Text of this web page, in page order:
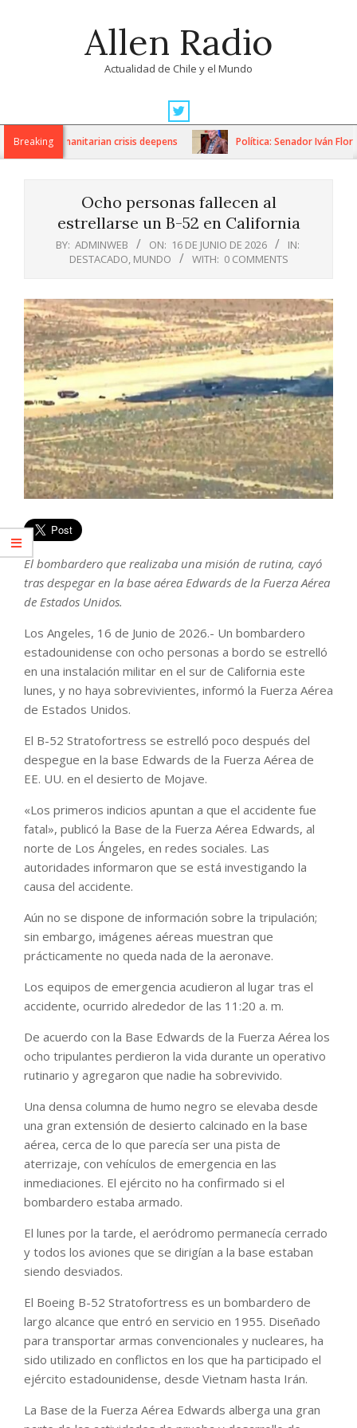
Allen Radio
Actualidad de Chile y el Mundo
Navigation
MenuBreaking
as humanitarian crisis deepens Política: Senador Iván Flores
Ocho personas fallecen al
estrellarse un B-52 en California
BY: ADMINWEB ON: 16 DE JUNIO DE 2026
IN:
DESTACADO, MUNDO WITH: 0 COMMENTS
El bombardero que realizaba una misión de rutina, cayó
tras despegar en la base aérea Edwards de la Fuerza Aérea
de Estados Unidos.
Los Angeles, 16 de Junio de 2026.- Un bombardero
estadounidense con ocho personas a bordo se estrelló
en una instalación militar en el sur de California este
lunes, y no haya sobrevivientes, informó la Fuerza Aérea
de Estados Unidos.
El B-52 Stratofortress se estrelló poco después del
despegue en la base Edwards de la Fuerza Aérea de
EE. UU. en el desierto de Mojave.
«Los primeros indicios apuntan a que el accidente fue
fatal», publicó la Base de la Fuerza Aérea Edwards, al
norte de Los Ángeles, en redes sociales. Las
autoridades informaron que se está investigando la
causa del accidente.
Aún no se dispone de información sobre la tripulación;
sin embargo, imágenes aéreas muestran que
prácticamente no queda nada de la aeronave.
Los equipos de emergencia acudieron al lugar tras el
accidente, ocurrido alrededor de las 11:20 a. m.
De acuerdo con la Base Edwards de la Fuerza Aérea los
ocho tripulantes perdieron la vida durante un operativo
rutinario y agregaron que nadie ha sobrevivido.
Una densa columna de humo negro se elevaba desde
una gran extensión de desierto calcinado en la base
aérea, cerca de lo que parecía ser una pista de
aterrizaje, con vehículos de emergencia en las
inmediaciones. El ejército no ha confirmado si el
bombardero estaba armado.
El lunes por la tarde, el aeródromo permanecía cerrado
y todos los aviones que se dirigían a la base estaban
siendo desviados.
El Boeing B-52 Stratofortress es un bombardero de
largo alcance que entró en servicio en 1955. Diseñado
para transportar armas convencionales y nucleares, ha
sido utilizado en conflictos en los que ha participado el
ejército estadounidense, desde Vietnam hasta Irán.
La Base de la Fuerza Aérea Edwards alberga una gran